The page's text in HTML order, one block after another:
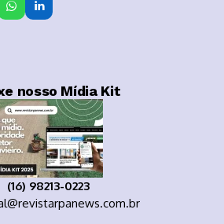
nosso Mídia Kit
(16) 98213-0223